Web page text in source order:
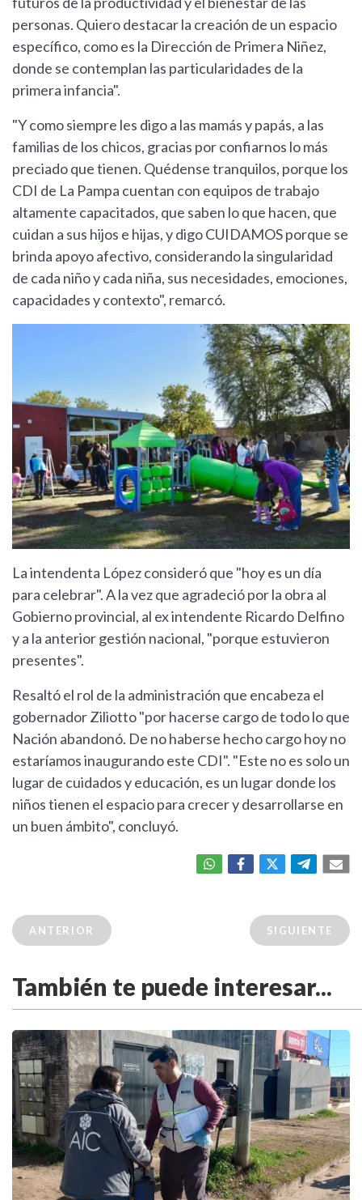
personas. Quiero destacar la creación de un espacio
específico, como es la Dirección de Primera Niñez,
donde se contemplan las particularidades de la
primera infancia".
"Y como siempre les digo a las mamás y papás, a las
familias de los chicos, gracias por confiarnos lo más
preciado que tienen. Quédense tranquilos, porque los
CDI de La Pampa cuentan con equipos de trabajo
altamente capacitados, que saben lo que hacen, que
cuidan a sus hijos e hijas, y digo CUIDAMOS porque se
brinda apoyo afectivo, considerando la singularidad
de cada niño y cada niña, sus necesidades, emociones,
capacidades y contexto", remarcó.
La intendenta López consideró que "hoy es un día
para celebrar". A la vez que agradeció por la obra al
Gobierno provincial, al ex intendente Ricardo Delfino
y a la anterior gestión nacional, "porque estuvieron
presentes".
Resaltó el rol de la administración que encabeza el
gobernador Ziliotto "por hacerse cargo de todo lo que
Nación abandonó. De no haberse hecho cargo hoy no
estaríamos inaugurando este CDI". "Este no es solo un
lugar de cuidados y educación, es un lugar donde los
niños tienen el espacio para crecer y desarrollarse en
un buen ámbito", concluyó.
ANTERIOR SIGUIENTE
También te puede interesar...